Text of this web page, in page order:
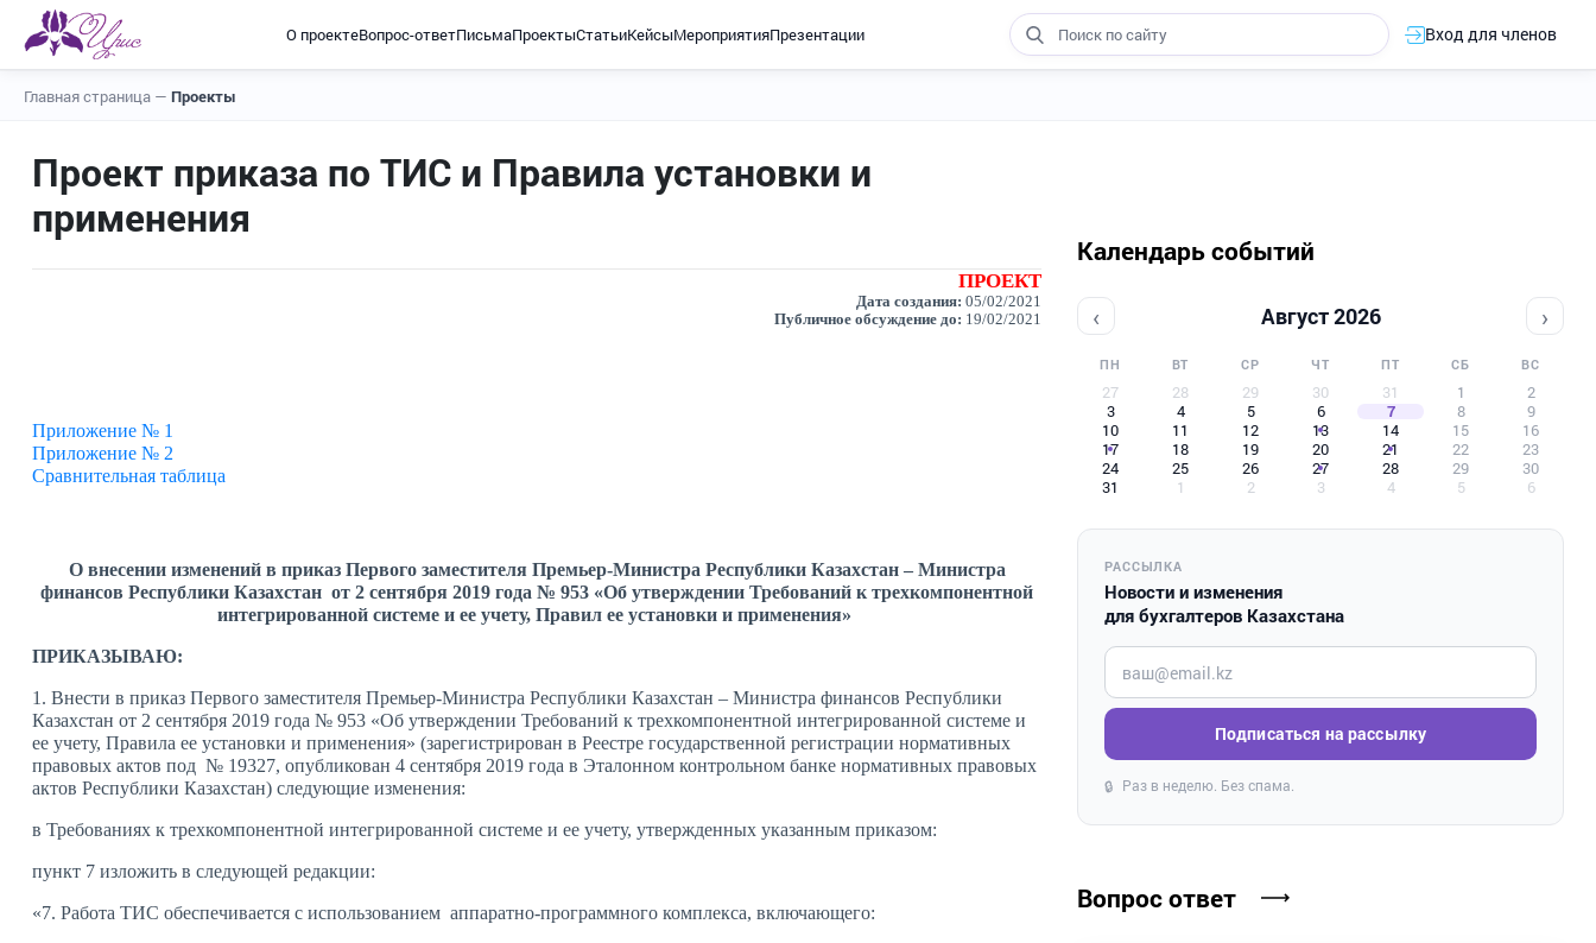
О проектеВопрос-ответПисьмаПроектыСтатьиКейсыМероприятияПрезентации Вход для членов
Главная страница — Проекты
Проект приказа по ТИС и Правила установки и
применения
ПРОЕКТ
Дата создания: 05/02/2021
Публичное обсуждение до: 19/02/2021
Приложение № 1
Приложение № 2
Сравнительная таблица
О внесении изменений в приказ Первого заместителя Премьер-Министра Республики Казахстан – Министра
финансов Республики Казахстан от 2 сентября 2019 года № 953 «Об утверждении Требований к трехкомпонентной
интегрированной системе и ее учету, Правил ее установки и применения»
ПРИКАЗЫВАЮ:
1. Внести в приказ Первого заместителя Премьер-Министра Республики Казахстан – Министра финансов Республики
Казахстан от 2 сентября 2019 года № 953 «Об утверждении Требований к трехкомпонентной интегрированной системе и
ее учету, Правила ее установки и применения» (зарегистрирован в Реестре государственной регистрации нормативных
правовых актов под № 19327, опубликован 4 сентября 2019 года в Эталонном контрольном банке нормативных правовых
актов Республики Казахстан) следующие изменения:
в Требованиях к трехкомпонентной интегрированной системе и ее учету, утвержденных указанным приказом:
пункт 7 изложить в следующей редакции:
«7. Работа ТИС обеспечивается с использованием аппаратно-программного комплекса, включающего:
Календарь событий
‹ Август 2026 ›
ПН ВТ СР ЧТ ПТ СБ ВС
27 28 29 30 31 1
2
3
4 5 6 7 8
9
10
11 12 13 14 15
16
17
18 19 20 21 22
23
24
25 26 27 28 29
30
31
1 2 3 4 5 6
РАССЫЛКА
Новости и изменения
для бухгалтеров Казахстана
Введите ваш e-mail
Подписаться на рассылку
🔒 Раз в неделю. Без спама.
Вопрос ответ